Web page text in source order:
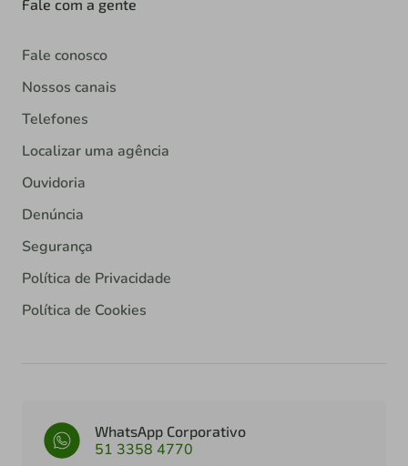
Fale com a gente
Fale conosco
Nossos canais
Telefones
Localizar uma agência
Ouvidoria
Denúncia
Segurança
Política de Privacidade
Política de Cookies
WhatsApp Corporativo
51 3358 4770